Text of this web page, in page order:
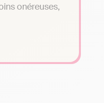
onéreuses,